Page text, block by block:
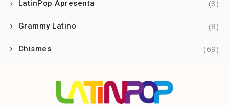
LatinPop Apresenta (8)
Grammy Latino (8)
Chismes (69)